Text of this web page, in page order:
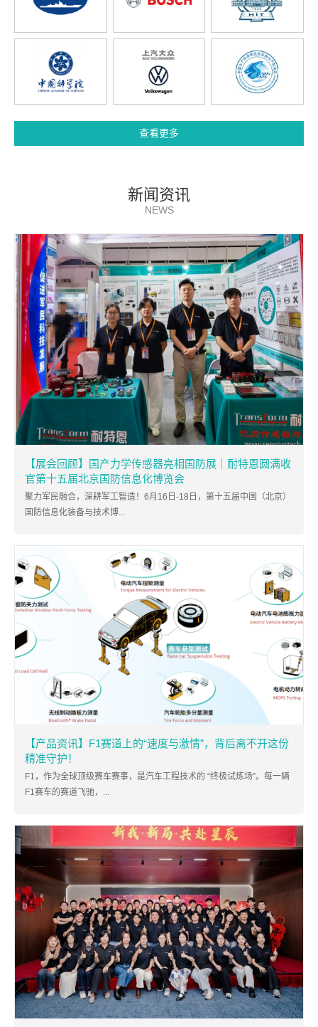
查看更多
新闻资讯
NEWS
【展会回顾】国产力学传感器亮相国防展｜耐特恩圆满收
官第十五届北京国防信息化博览会
聚力军民融合，深耕军工智造！6月16日-18日，第十五届中国（北京）
国防信息化装备与技术博...
【产品资讯】F1赛道上的“速度与激情”，背后离不开这份
精准守护！
F1，作为全球顶级赛车赛事，是汽车工程技术的 “终极试炼场”。每一辆
F1赛车的赛道飞驰，...